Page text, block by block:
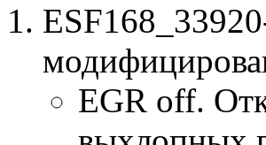
EGR off.